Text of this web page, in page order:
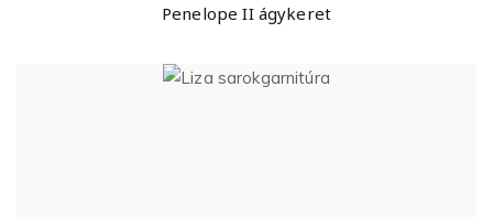
Penelope II ágykeret